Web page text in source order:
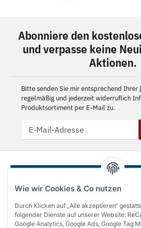
Wie wir Cookies & Co nutzen
Durch Klicken auf „Alle akzeptieren“
folgender Dienste auf unserer Website:
Google Analytics, Google Ads, Google Tag
Abonniere den
und verpasse keine
Aktionen.
Bitte senden Sie mir entsprechend Ihrer
regelmäßig und jederzeit widerruflich
Produktsortiment per E-Mail zu.